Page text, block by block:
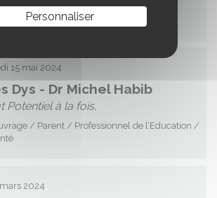
15 mai 2024
Dys - Dr Michel Habib
Potentiel à la fois,
/ Parent / Professionnel de l’Education /
2024
Personnaliser